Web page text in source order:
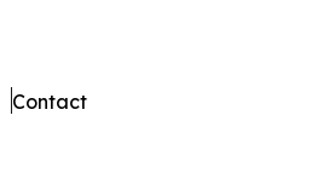
Contact